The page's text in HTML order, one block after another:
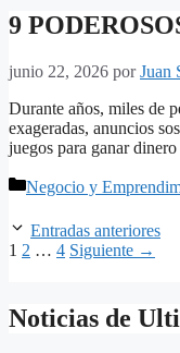
9
junio 22, 2026 porJuan
Durante años, miles de
exageradas, anuncios
juegos para ganar
Categorías
Negocio y
Entradas anteriores
Página
1 Página
2 … Página
4 Siguiente →
Noticias de